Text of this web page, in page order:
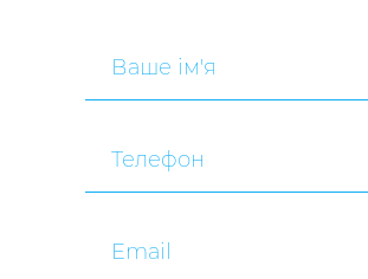
Ваше ім'я
Телефон
Email